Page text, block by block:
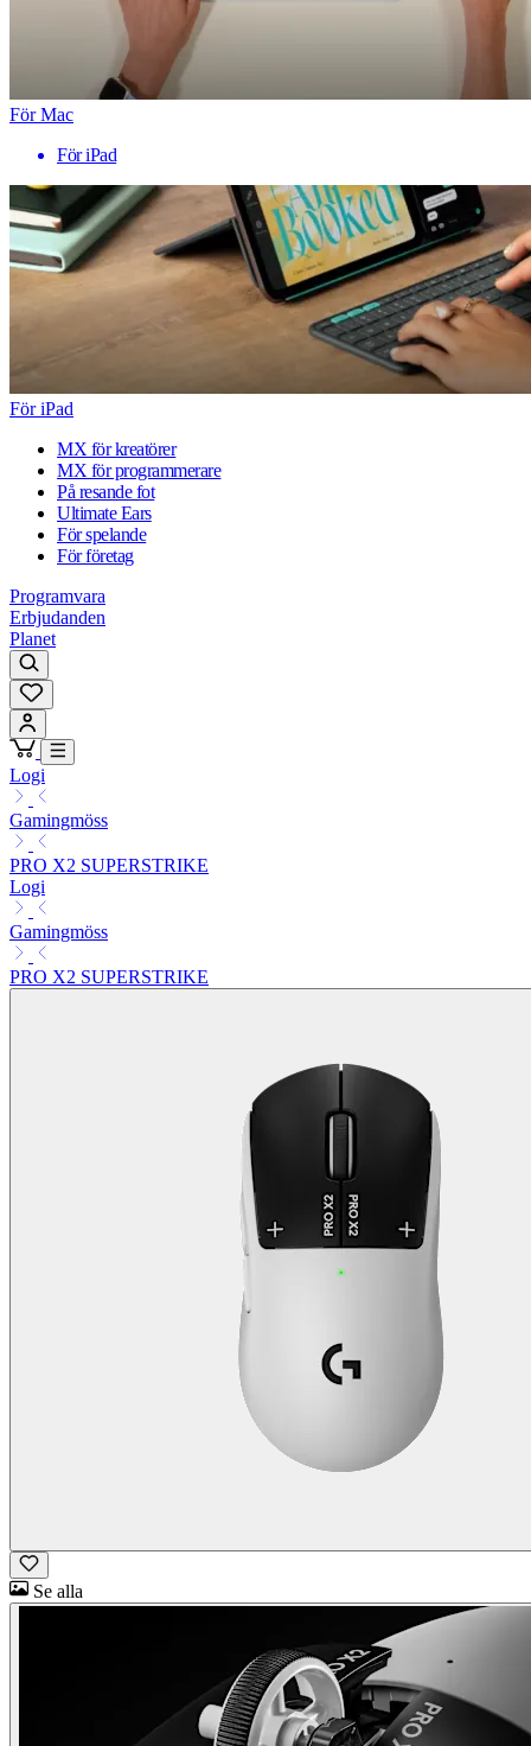
För Mac
För iPad
För iPad
MX för kreatörer
MX för programmerare
På resande fot
Ultimate Ears
För spelande
För företag
Programvara
Erbjudanden
Planet
Logi
Gamingmöss
PRO X2 SUPERSTRIKE
Logi
Gamingmöss
PRO X2 SUPERSTRIKE
Se alla